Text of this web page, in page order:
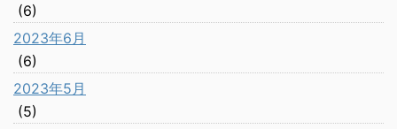
(6)
2023年6月
(6)
2023年5月
(5)